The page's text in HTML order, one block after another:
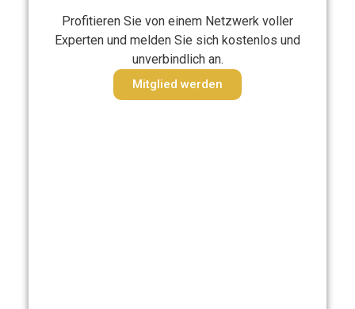
Profitieren Sie von einem Netzwerk voller
Experten und melden Sie sich kostenlos und
unverbindlich an.
Mitglied werden